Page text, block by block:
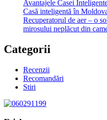
Avantajele Casei
Casă inteligentă în
Recuperatorul de aer – o
mirosului neplăcut din
Categorii
Recenzii
Recomandări
Stiri